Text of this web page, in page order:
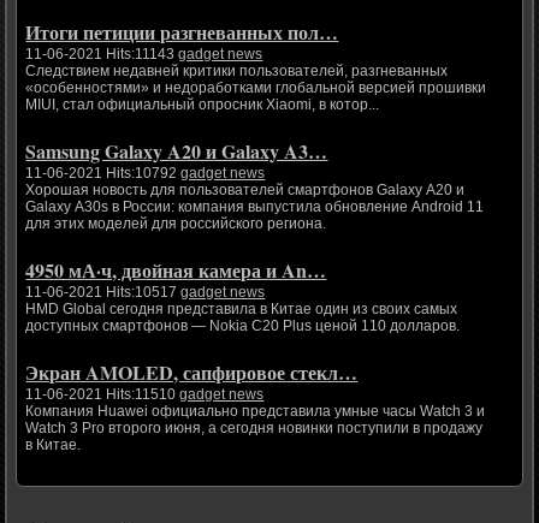
Итоги петиции разгневанных пол…
11-06-2021 Hits:11143gadget news
Следствием недавней критики пользователей, разгневанных
«особенностями» и недоработками глобальной версией прошивки
MIUI, стал официальный опросник Xiaomi, в котор...
Samsung Galaxy A20 и Galaxy A3…
11-06-2021 Hits:10792gadget news
Хорошая новость для пользователей смартфонов Galaxy A20 и
Galaxy A30s в России: компания выпустила обновление Android 11
для этих моделей для российского региона.
4950 мА·ч, двойная камера и An…
11-06-2021 Hits:10517gadget news
HMD Global сегодня представила в Китае один из своих самых
доступных смартфонов — Nokia C20 Plus ценой 110 долларов.
Экран AMOLED, сапфировое стекл…
11-06-2021 Hits:11510gadget news
Компания Huawei официально представила умные часы Watch 3 и
Watch 3 Pro второго июня, а сегодня новинки поступили в продажу
в Китае.